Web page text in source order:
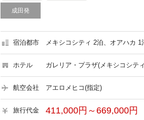
成田発
宿泊都市 メキシコシティ 2泊、オアハカ 1
ホテル ガレリア・プラザ(メキシコシテ
航空会社 アエロメヒコ(指定)
旅行代金 411,000円～669,000円